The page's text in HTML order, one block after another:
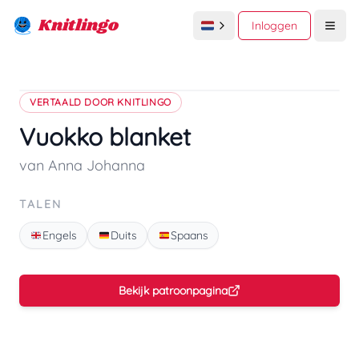
Knitlingo Inloggen
VERTAALD DOOR KNITLINGO
Vuokko blanket
van Anna Johanna
TALEN
Engels Duits Spaans
Bekijk patroonpagina